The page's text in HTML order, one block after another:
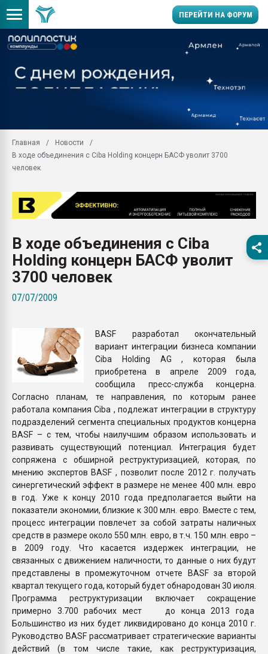
ПЕРЕЙТИ НА ФОРУМ
заводу пластмасс"
28.07.2026
первый план в
28.07.2026
ситуацией на
Главная
Новости
В ходе объединения с Ciba Holding концерн БАСФ уволит 3700
человек
В ходе объединения с Ciba
Holding концерн БАСФ уволит
3700 человек
07/07/2009
BASF разработал окончательный
вариант интеграции бизнеса компании
Ciba Holding AG , которая была
приобретена в апреле 2009 года,
сообщила пресс-служба концерна.
Согласно планам, те направления, по которым ранее
работала компания Ciba , подлежат интеграции в структуру
подразделений сегмента специальных продуктов концерна
BASF – с тем, чтобы наилучшим образом использовать и
развивать существующий потенциал. Интеграция будет
сопряжена с обширной реструктуризацией, которая, по
мнению экспертов BASF , позволит после 2012 г. получать
синергетический эффект в размере не менее 400 млн. евро
в год. Уже к концу 2010 года предполагается выйти на
показатели экономии, близкие к 300 млн. евро. Вместе с тем,
процесс интеграции повлечет за собой затраты наличных
средств в размере около 550 млн. евро, в т.ч. 150 млн. евро –
в 2009 году. Что касается издержек интеграции, не
связанных с движением наличности, то данные о них будут
представлены в промежуточном отчете BASF за второй
квартал текущего года, который будет обнародован 30 июля.
Программа реструктуризации включает сокращение
примерно 3.700 рабочих мест до конца 2013 года
Большинство из них будет ликвидировано до конца 2010 г.
Руководство BASF рассматривает стратегические варианты
действий (в том числе такие, как реструктуризация,